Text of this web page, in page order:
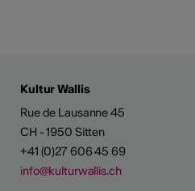
Kultur Wallis
Rue de Lausanne 45
CH - 1950 Sitten
+41 (0)27 606 45 69
info@kulturwallis.ch